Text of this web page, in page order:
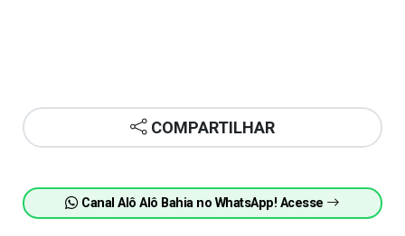
COMPARTILHAR
Canal Alô Alô Bahia no WhatsApp! Acesse